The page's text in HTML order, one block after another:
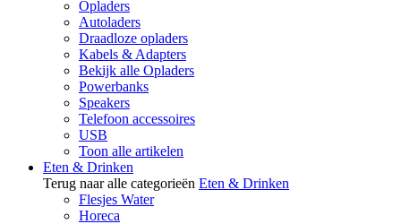
Opladers
Autoladers
Draadloze opladers
Kabels & Adapters
Bekijk alle Opladers
Powerbanks
Speakers
Telefoon accessoires
USB
Toon alle artikelen
Eten & Drinken
Terug naar alle categorieën Eten & Drinken
Flesjes Water
Horeca